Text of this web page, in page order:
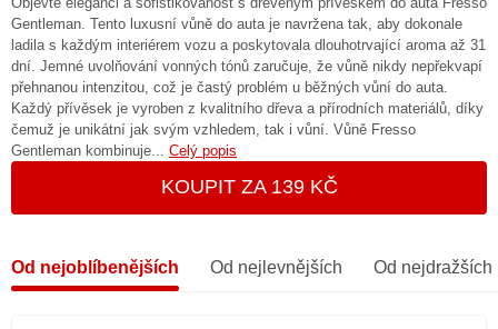
Gentleman. Tento luxusní vůně do auta je navržena tak, aby dokonale
ladila s každým interiérem vozu a poskytovala dlouhotrvající aroma až 31
dní. Jemné uvolňování vonných tónů zaručuje, že vůně nikdy nepřekvapí
přehnanou intenzitou, což je častý problém u běžných vůní do auta.
Každý přívěsek je vyroben z kvalitního dřeva a přírodních materiálů, díky
čemuž je unikátní jak svým vzhledem, tak i vůní. Vůně Fresso
Gentleman kombinuje... Celý popis
KOUPIT ZA 139 KČ
Od nejoblíbenějších Od nejlevnějších Od nejdražších